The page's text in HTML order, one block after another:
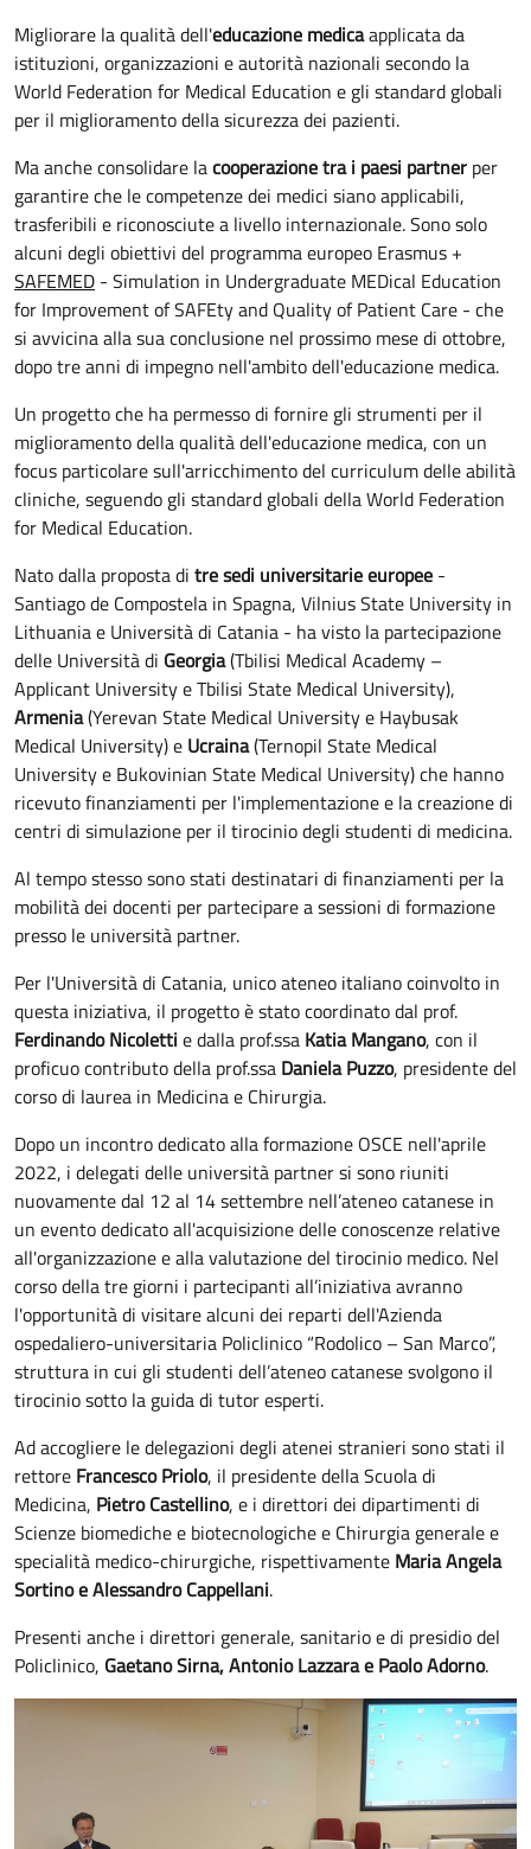
Migliorare la qualità dell'educazione medicaapplicata da
istituzioni, organizzazioni e autorità nazionali secondo la
World Federation for Medical Education e gli standard globali
per il miglioramento della sicurezza dei pazienti.
Ma anche consolidare lacooperazione tra i paesi partner per
garantire che le competenze dei medici siano applicabili,
trasferibili e riconosciute a livello internazionale. Sono solo
alcuni degli obiettivi del programma europeo Erasmus +
SAFEMED - Simulation in Undergraduate MEDical Education
for Improvement of SAFEty and Quality of Patient Care - che
si avvicina alla sua conclusione nel prossimo mese di ottobre,
dopo tre anni di impegno nell'ambito dell'educazione medica.
Un progetto che ha permesso di fornire gli strumenti per il
miglioramento della qualità dell'educazione medica, con un
focus particolare sull'arricchimento del curriculum delle abilità
cliniche, seguendo gli standard globali della World Federation
for Medical Education.
Nato dalla proposta di tre sedi universitarie europee -
Santiago de Compostela in Spagna, Vilnius State University in
Lithuania e Università di Catania - ha visto la partecipazione
delle Università di Georgia(Tbilisi Medical Academy –
Applicant University e Tbilisi State Medical University),
Armenia(Yerevan State Medical University e Haybusak
Medical University) e Ucraina(Ternopil State Medical
University e Bukovinian State Medical University) che hanno
ricevuto finanziamenti per l'implementazione e la creazione di
centri di simulazione per il tirocinio degli studenti di medicina.
Al tempo stesso sono stati destinatari di finanziamenti per la
mobilità dei docenti per partecipare a sessioni di formazione
presso le università partner.
Per l'Università di Catania, unico ateneo italiano coinvolto in
questa iniziativa, il progetto è stato coordinato dal prof.
Ferdinando Nicoletti e dalla prof.ssa Katia Mangano, con il
proficuo contributo della prof.ssa Daniela Puzzo, presidente del
corso di laurea in Medicina e Chirurgia.
Dopo un incontro dedicato alla formazione OSCE nell'aprile
2022, i delegati delle università partner si sono riuniti
nuovamente dal 12 al 14 settembre nell’ateneo catanese in
un evento dedicato all'acquisizione delle conoscenze relative
all'organizzazione e alla valutazione del tirocinio medico. Nel
corso della tre giorni i partecipanti all’iniziativa avranno
l'opportunità di visitare alcuni dei reparti dell'Azienda
ospedaliero-universitaria Policlinico “Rodolico – San Marco”,
struttura in cui gli studenti dell’ateneo catanese svolgono il
tirocinio sotto la guida di tutor esperti.
Ad accogliere le delegazioni degli atenei stranieri sono stati il
rettore Francesco Priolo, il presidente della Scuola di
Medicina, Pietro Castellino, e i direttori dei dipartimenti di
Scienze biomediche e biotecnologiche e Chirurgia generale e
specialità medico-chirurgiche, rispettivamente Maria Angela
Sortino e Alessandro Cappellani.
Presenti anche i direttori generale, sanitario e di presidio del
Policlinico, Gaetano Sirna, Antonio Lazzara e Paolo Adorno.